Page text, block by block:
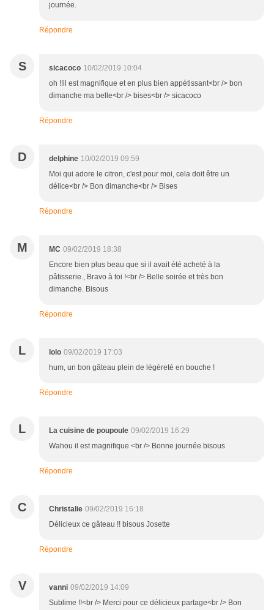
journée.
Répondre
S sicacoco 10/02/2019 10:04
oh !!il est magnifique et en plus bien appétissant<br /> bon
dimanche ma belle<br /> bises<br /> sicacoco
Répondre
D delphine 10/02/2019 09:59
Moi qui adore le citron, c'est pour moi, cela doit être un
délice<br /> Bon dimanche<br /> Bises
Répondre
M MC 09/02/2019 18:38
Encore bien plus beau que si il avait été acheté à la
pâtisserie., Bravo à toi !<br /> Belle soirée et très bon
dimanche. Bisous
Répondre
L lolo 09/02/2019 17:03
hum, un bon gâteau plein de légèreté en bouche !
Répondre
L La cuisine de poupoule 09/02/2019 16:29
Wahou il est magnifique <br /> Bonne journée bisous
Répondre
C Christalie 09/02/2019 16:18
Délicieux ce gâteau !! bisous Josette
Répondre
V vanni 09/02/2019 14:09
Sublime !!<br /> Merci pour ce délicieux partage<br /> Bon